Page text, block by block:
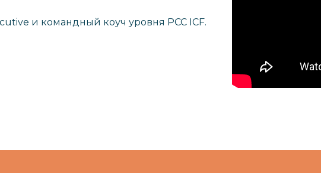
и командный коуч уровня PCC ICF.